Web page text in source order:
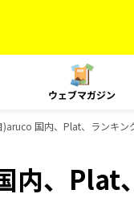
ウェブマガジン
国内、Plat、ランキン
内、Plat